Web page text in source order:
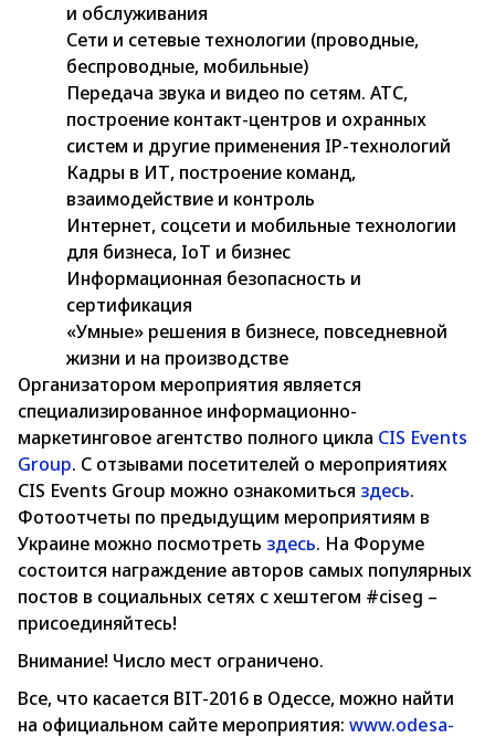
и обслуживания
Сети и сетевые технологии (проводные,
беспроводные, мобильные)
Передача звука и видео по сетям. АТС,
построение контакт-центров и охранных
систем и другие применения IP-технологий
Кадры в ИТ, построение команд,
взаимодействие и контроль
Интернет, соцсети и мобильные технологии
для бизнеса, IoT и бизнес
Информационная безопасность и
сертификация
«Умные» решения в бизнесе, повседневной
жизни и на производстве
Организатором мероприятия является
специализированное информационно-
маркетинговое агентство полного цикла CIS Events
Group. С отзывами посетителей о мероприятиях
CIS Events Group можно ознакомиться здесь.
Фотоотчеты по предыдущим мероприятиям в
Украине можно посмотреть здесь. На Форуме
состоится награждение авторов самых популярных
постов в социальных сетях с хештегом #ciseg –
присоединяйтесь!
Внимание! Число мест ограничено.
Все, что касается BIT-2016 в Одессе, можно найти
на официальном сайте мероприятия: www.odesa-